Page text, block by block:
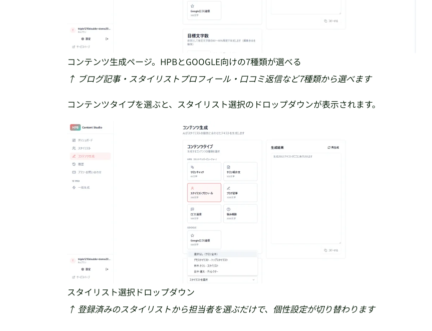
コンテンツ生成ページ。HPBとGOOGLE向けの7種類が選べる
↑ ブログ記事・スタイリストプロフィール・口コミ返信など7種類から選べます
コンテンツタイプを選ぶと、スタイリスト選択のドロップダウンが表示されます。
スタイリスト選択ドロップダウン
↑ 登録済みのスタイリストから担当者を選ぶだけで、個性設定が切り替わります